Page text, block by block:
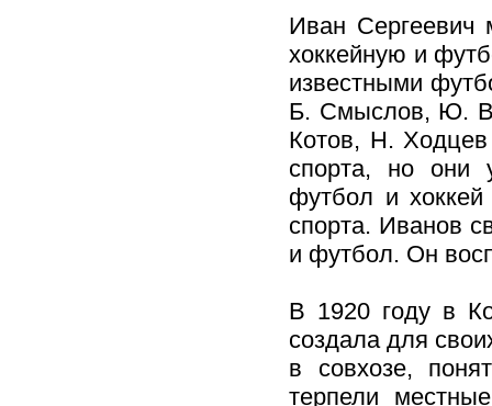
Иван Сергеевич
хоккейную и
известными
Б. Смыслов, Ю.
Котов, Н.
спорта, но они
футбол и
спорта. Иванов
и футбол. Он
В 1920 году в
создала для
в совхозе,
терпели